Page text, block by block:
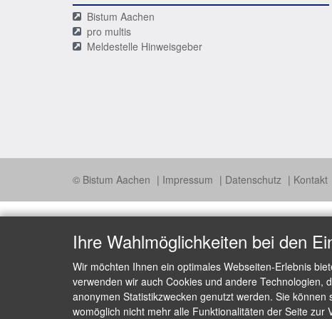
Bistum Aachen
pro multis
Meldestelle Hinweisgeber
© Bistum Aachen Impressum Datenschutz Kontakt
Ihre Wahlmöglichkeiten bei den
Wir möchten Ihnen ein optimales Webseiten-Erlebnis
verwenden wir auch Cookies und andere Technologien,
anonymen Statistikzwecken genutzt werden. Sie
womöglich nicht mehr alle Funktionalitäten der Seite